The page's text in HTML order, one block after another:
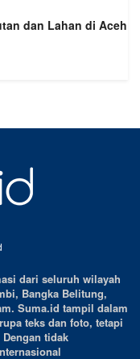
dan Lahan di Aceh
dari seluruh wilayah
Bangka Belitung,
Suma.id tampil dalam
teks dan foto, tetapi
tidak